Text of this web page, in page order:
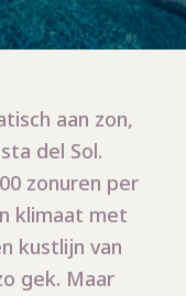
aan zon,
del Sol.
zonuren per
klimaat met
kustlijn van
gek. Maar